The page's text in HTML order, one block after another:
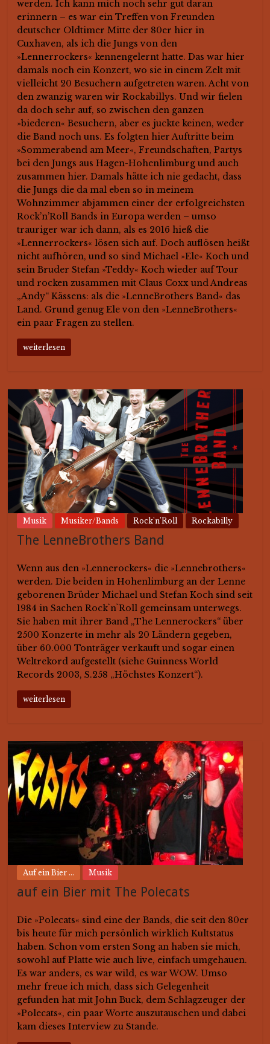
werden. Ich kann mich noch sehr gut daran
erinnern – es war ein Treffen von Freunden
deutscher Oldtimer Mitte der 80er hier in
Cuxhaven, als ich die Jungs von den
»Lennerrockers« kennengelernt hatte. Das war hier
damals noch ein Konzert, wo sie in einem Zelt mit
vielleicht 20 Besuchern aufgetreten waren. Acht von
den zwanzig waren wir Rockabillys. Und wir fielen
da doch sehr auf, so zwischen den ganzen
»biederen« Besuchern, aber es juckte keinen, weder
die Band noch uns. Es folgten hier Auftritte beim
»Sommerabend am Meer«, Freundschaften, Partys
bei den Jungs aus Hagen-Hohenlimburg und auch
zusammen hier. Damals hätte ich nie gedacht, dass
die Jungs die da mal eben so in meinem
Wohnzimmer abjammen einer der erfolgreichsten
Rock’n’Roll Bands in Europa werden – umso
trauriger war ich dann, als es 2016 hieß die
»Lennerrockers« lösen sich auf. Doch auflösen heißt
nicht aufhören, und so sind Michael »Ele« Koch und
sein Bruder Stefan »Teddy« Koch wieder auf Tour
und rocken zusammen mit Claus Coxx und Andreas
„Andy“ Kässens: als die »LenneBrothers Band« das
Land. Grund genug Ele von den »LenneBrothers«
ein paar Fragen zu stellen.
weiterlesen
Musik Musiker/Bands Rock'n'Roll Rockabilly
The LenneBrothers Band
Wenn aus den »Lennerockers« die »Lennebrothers«
werden. Die beiden in Hohenlimburg an der Lenne
geborenen Brüder Michael und Stefan Koch sind seit
1984 in Sachen Rock`n`Roll gemeinsam unterwegs.
Sie haben mit ihrer Band „The Lennerockers“ über
2500 Konzerte in mehr als 20 Ländern gegeben,
über 60.000 Tonträger verkauft und sogar einen
Weltrekord aufgestellt (siehe Guinness World
Records 2003, S.258 „Höchstes Konzert“).
weiterlesen
Auf ein Bier ... Musik
auf ein Bier mit The Polecats
Die »Polecats« sind eine der Bands, die seit den 80er
bis heute für mich persönlich wirklich Kultstatus
haben. Schon vom ersten Song an haben sie mich,
sowohl auf Platte wie auch live, einfach umgehauen.
Es war anders, es war wild, es war WOW. Umso
mehr freue ich mich, dass sich Gelegenheit
gefunden hat mit John Buck, dem Schlagzeuger der
»Polecats«, ein paar Worte auszutauschen und dabei
kam dieses Interview zu Stande.